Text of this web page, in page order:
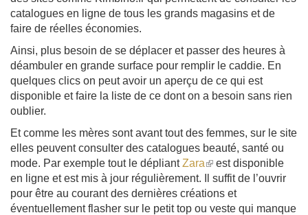
catalogues en ligne de tous les grands magasins et de
faire de réelles économies.
Ainsi, plus besoin de se déplacer et passer des heures à
déambuler en grande surface pour remplir le caddie. En
quelques clics on peut avoir un aperçu de ce qui est
disponible et faire la liste de ce dont on a besoin sans rien
oublier.
Et comme les mères sont avant tout des femmes, sur le site
elles peuvent consulter des catalogues beauté, santé ou
mode. Par exemple tout le dépliantZara(le
lien
est
externe)
est disponible
en ligne et est mis à jour régulièrement. Il suffit de l’ouvrir
pour être au courant des dernières créations et
éventuellement flasher sur le petit top ou veste qui manque